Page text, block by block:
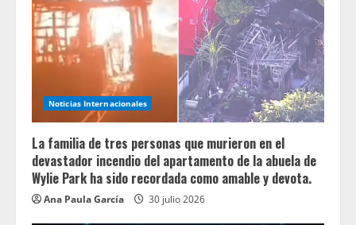
Noticias Internacionales
La familia de tres personas que murieron en el
devastador incendio del apartamento de la abuela de
Wylie Park ha sido recordada como amable y devota.
Ana Paula García 30 julio 2026